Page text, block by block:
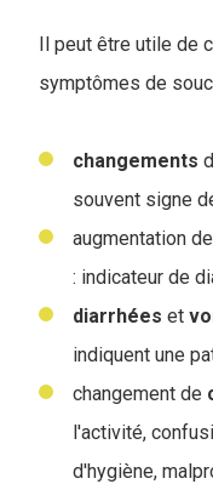
Il peut être utile de
symptômes de
changements
souvent signe
augmentation
: indicateur de
diarrhées et
indiquent une
changement de
l'activité,
d'hygiène,